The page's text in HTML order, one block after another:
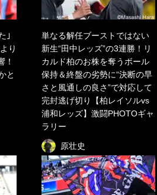
｣
り
！
と
単なる解任ブーストではない
新生“田中レッズ”の3連勝！リ
カルド柏のお株を奪うボール
保持＆終盤の劣勢に“決断の早
さと風通しの良さ”で対応して
完封逃げ切り【柏レイソルvs
浦和レッズ】激闘PHOTOギャ
ラリー
原壮史